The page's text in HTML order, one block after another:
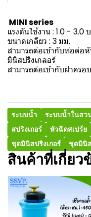
MINI series
แรงดันใช้งาน : 1.0 - 3.0
ขนาดเกลียว : 3 มม.
สามารถต่อเข้ากับท่อต่อหั
มินิสปริงเกลอร์
สามารถต่อเข้ากับฝาครอ
ระบบน้ำ ระบบน้ำในสว
สปริงเกอร์
หัวฉีดสเปร์ย
ชุดมินิสปริงเกอร์
ชุดมินิ
สินค้าที่เกี่ยว